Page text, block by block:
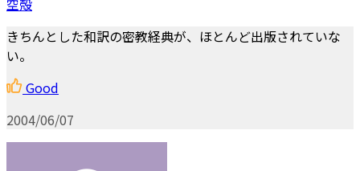
きちんとした和訳の密教経典が、ほとんど出版されていな
い。
Good
2004/06/07